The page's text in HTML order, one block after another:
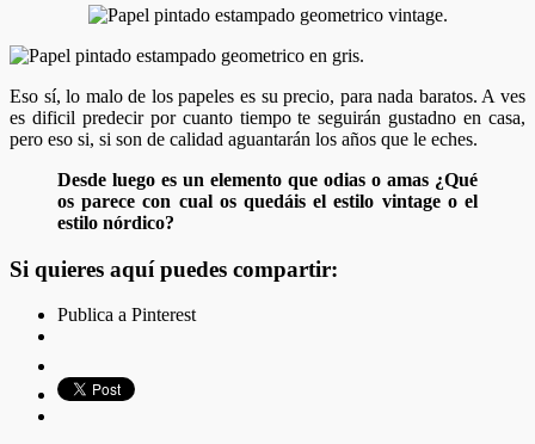
Eso sí, lo malo de los papeles es su precio, para nada baratos. A ves
es dificil predecir por cuanto tiempo te seguirán gustadno en casa,
pero eso si, si son de calidad aguantarán los años que le eches.
Desde luego es un elemento que odias o amas ¿Qué
os parece con cual os quedáis el estilo vintage o el
estilo nórdico?
Si quieres aquí puedes compartir:
Publica a Pinterest